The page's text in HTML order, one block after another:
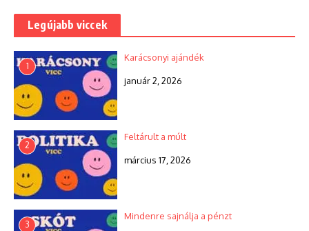
Legújabb viccek
1
Karácsonyi ajándék
január 2, 2026
2
Feltárult a múlt
március 17, 2026
3
Mindenre sajnálja a pénzt